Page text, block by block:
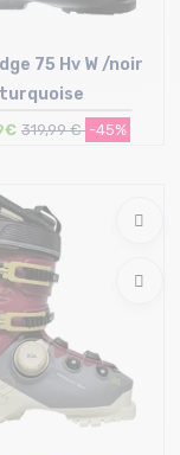
cm | 26/26.5 cm
75 Hv W /noir
turquoise
319,99 € -45%